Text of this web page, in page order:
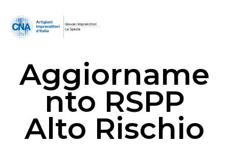
Aggiorname
nto RSPP
Alto Rischio